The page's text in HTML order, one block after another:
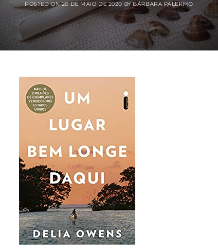
POSTED ON20 DE MAIO DE 2020 BYBÁRBARA PALERMO